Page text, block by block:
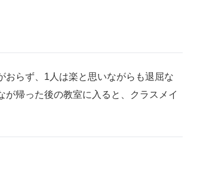
らず、1人は楽と思いながらも退屈な
帰った後の教室に入ると、クラスメイ